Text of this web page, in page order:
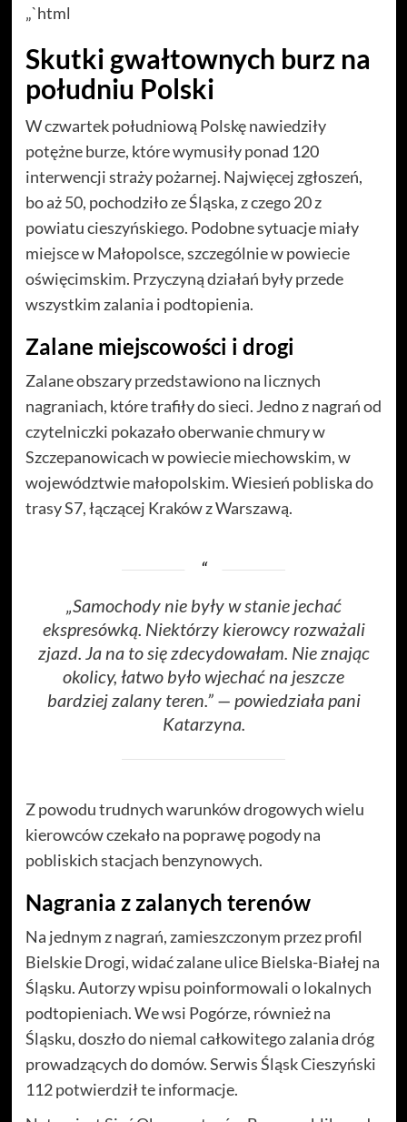
„`html
Skutki gwałtownych burz na
południu Polski
W czwartek południową Polskę nawiedziły
potężne burze, które wymusiły ponad 120
interwencji straży pożarnej. Najwięcej zgłoszeń,
bo aż 50, pochodziło ze Śląska, z czego 20 z
powiatu cieszyńskiego. Podobne sytuacje miały
miejsce w Małopolsce, szczególnie w powiecie
oświęcimskim. Przyczyną działań były przede
wszystkim zalania i podtopienia.
Zalane miejscowości i drogi
Zalane obszary przedstawiono na licznych
nagraniach, które trafiły do sieci. Jedno z nagrań od
czytelniczki pokazało oberwanie chmury w
Szczepanowicach w powiecie miechowskim, w
województwie małopolskim. Wiesień pobliska do
trasy S7, łączącej Kraków z Warszawą.
„Samochody nie były w stanie jechać
ekspresówką. Niektórzy kierowcy rozważali
zjazd. Ja na to się zdecydowałam. Nie znając
okolicy, łatwo było wjechać na jeszcze
bardziej zalany teren.” — powiedziała pani
Katarzyna.
Z powodu trudnych warunków drogowych wielu
kierowców czekało na poprawę pogody na
pobliskich stacjach benzynowych.
Nagrania z zalanych terenów
Na jednym z nagrań, zamieszczonym przez profil
Bielskie Drogi, widać zalane ulice Bielska-Białej na
Śląsku. Autorzy wpisu poinformowali o lokalnych
podtopieniach. We wsi Pogórze, również na
Śląsku, doszło do niemal całkowitego zalania dróg
prowadzących do domów. Serwis Śląsk Cieszyński
112 potwierdził te informacje.